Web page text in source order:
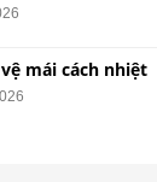
mái cách nhiệt